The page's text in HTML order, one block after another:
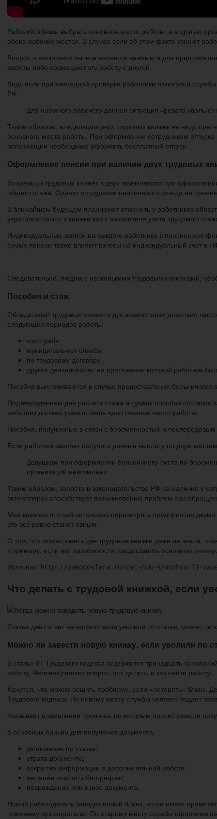
Рабочий обязан выбрать основное место работы, а в другую
обоих рабочих местах. В случае если об этом факте узнают
Вопрос о налоговом вычете является важным и для
работы либо совмещает эту работу с другой.
Ведь если при ежегодной проверке работники налоговой
РФ.
Для наемного рабочего данная ситуация чревата
Таким образом, владельцам двух трудовых книжек не надо
основного места работы. При оформлении сотрудником
организации необходимо оформить бесплатный отпуск.
Оформление пенсии при наличии двух трудовых
Владельцы трудовых книжек в двух экземплярах при
общего стажа. Однако сотрудники пенсионного фонда не
В ближайшем будущем планируют отменить у работников
утратился смысл в книжке как в накопителе учета трудового
Индивидуальные записи на каждого работника в пенсионном
сумму пенсии также влияют взносы на индивидуальный счет в
Следовательно, людям с несколькими трудовыми книжками,
Пособия и стаж
Обладателей трудовых книжек в дух экземплярах довольно
следующих периодов работы:
госслужба
муниципальная служба
по трудовому договору
другая деятельность, на протяжении которой работник
Пособия выплачиваются в случае предоставления больничного
Подтверждением для расчета стажа и суммы пособий согласно
работник должен указать лишь одно главное место работы.
Пособия, полученные в связи с беременностью и
Если работник захочет получить данные выплату по двум
Девушкам при оформлении больничного листа по
организаций невозможно.
Таким образом, запрета в законодательстве РФ на наличие у
экземплярах способствует возникновению проблем при
Мне кажется что сейчас сложно перехитрить предприятия
это все равно станет явным.
О том, что можно иметь две трудовые книжки даже не знала,
к примеру, если нет возможности предоставить основную книжку.
Источник: http://zakonosfera.ru/cat-num-4/mozhno-li-
Что делать с трудовой книжкой, если
Статья дает ответ на вопрос: если уволили по статье, можно
Можно ли завести новую книжку, если уволили по
В статье 81 Трудового кодекса содержится тринадцать
работу. Человек решает вопрос, что делать, и как найти работу.
Кажется, что можно решить проблему, если «потерять» бланк.
Трудового кодекса. По новому месту службы человек подает
Указывает в заявлении причины, по которым просит завести
5 основных причин для получения документа:
увольнение по статье;
утрата документа;
сокрытие информации о дополнительной работе;
желание очистить биографию;
повреждение или износ документа.
Новый работодатель заведет новый бланк, но не имеет права
прежнему руководителю. По старому месту службы